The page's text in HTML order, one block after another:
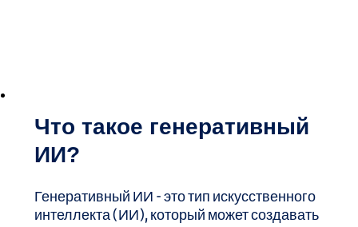
Что такое генеративный
ИИ?
Генеративный ИИ - это тип искусственного
интеллекта (ИИ), который может создавать